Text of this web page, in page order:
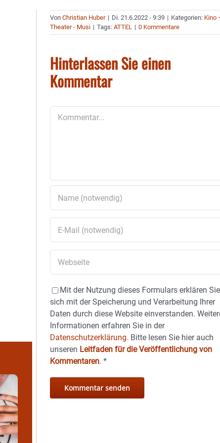
VonChristian Huber | Di. 21.6.2022 - 9:39 | Kategorien: Kino
Theater - Musi | Tags:ATTEL | 0 Kommentare
Hinterlassen Sie einen
Kommentar
Mit der Nutzung dieses Formulars erklären Sie
sich mit der Speicherung und Verarbeitung Ihrer
Daten durch diese Website einverstanden.
Informationen erfahren Sie in der
Datenschutzerklärung. Bitte lesen Sie hier auch
unseren Leitfaden für die Veröffentlichung von
Kommentaren.*